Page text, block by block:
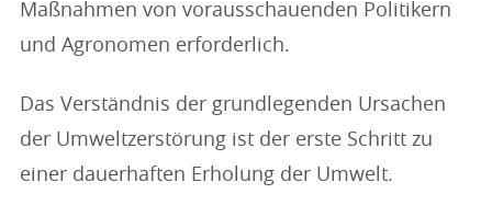
Maßnahmen von vorausschauenden Politikern
und Agronomen erforderlich.
Das Verständnis der grundlegenden Ursachen
der Umweltzerstörung ist der erste Schritt zu
einer dauerhaften Erholung der Umwelt.